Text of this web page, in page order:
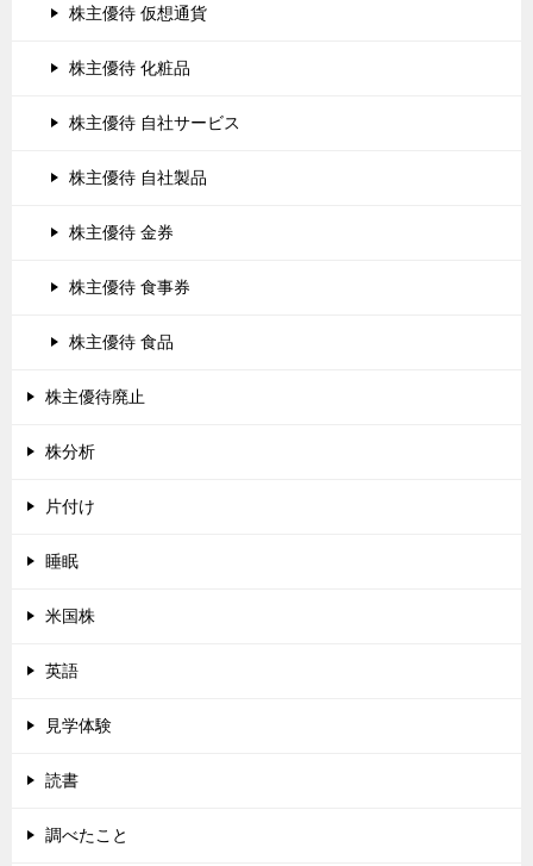
株主優待 仮想通貨
株主優待 化粧品
株主優待 自社サービス
株主優待 自社製品
株主優待 金券
株主優待 食事券
株主優待 食品
株主優待廃止
株分析
片付け
睡眠
米国株
英語
見学体験
読書
調べたこと